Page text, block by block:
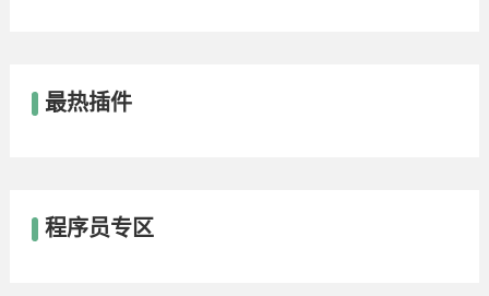
最热插件
程序员专区